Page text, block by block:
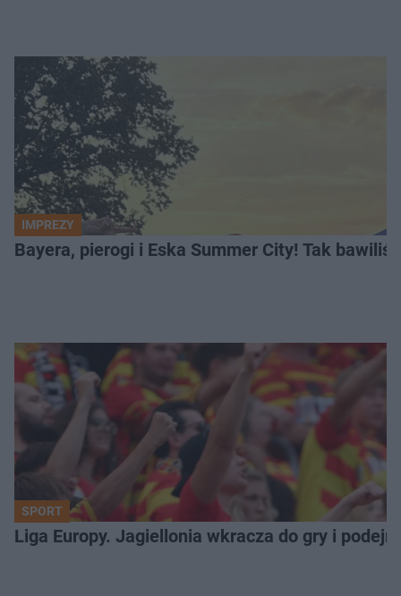
IMPREZY
Bayera, pierogi i Eska Summer City! Tak
SPORT
Liga Europy. Jagiellonia wkracza do gry i